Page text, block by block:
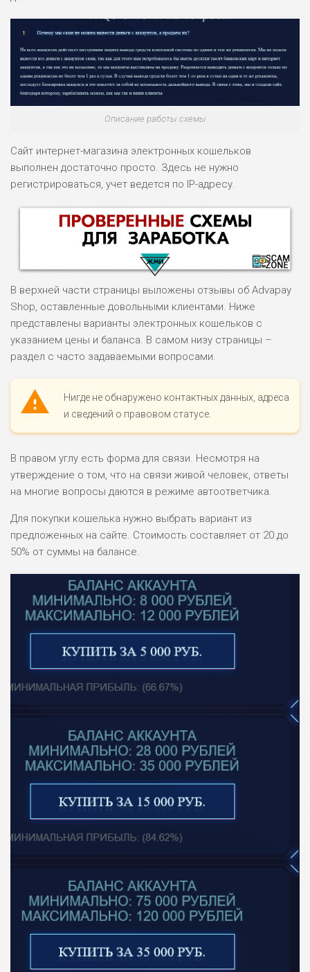
Описание работы схемы
Сайт интернет-магазина электронных кошельков
выполнен достаточно просто. Здесь не нужно
регистрироваться, учет ведется по IP-адресу.
НАЗВАНИЕ
ВСЕМ
0
БЮДЖЕТ: ВЫСОКИЙ
РИСКИ: СРЕДНИЕ
ДОХОД: ВЫСОКИЙ
ПОДОЙДЕТ
ВСЕМ
ДОХОД: НИЗКИЙ
БЮДЖЕТ: НИЗКИЙ
РИСКИ: НИЗКИЕ
ДОХОД: СРЕДНИЙ
ОБЗОР
В верхней части страницы выложены отзывы об Advapay
Shop, оставленные довольными клиентами. Ниже
представлены варианты электронных кошельков с
указанием цены и баланса. В самом низу страницы –
раздел с часто задаваемыми вопросами.
Нигде не обнаружено контактных данных, адреса
и сведений о правовом статусе.
В правом углу есть форма для связи. Несмотря на
утверждение о том, что на связи живой человек, ответы
на многие вопросы даются в режиме автоответчика.
Для покупки кошелька нужно выбрать вариант из
предложенных на сайте. Стоимость составляет от 20 до
50% от суммы на балансе.